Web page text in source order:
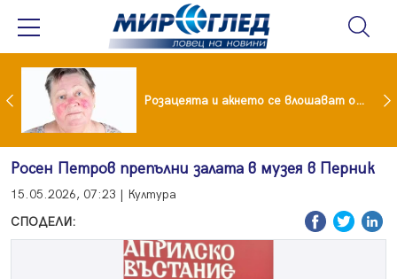
Симона Пейчева отиде на море след убийството на Владо Загатото, скарала се с него за пари Розацеята и акнето се влошават от слънцето
Росен Петров препълни залата в музея в Перник
15.05.2026, 07:23 | Култура
СПОДЕЛИ: